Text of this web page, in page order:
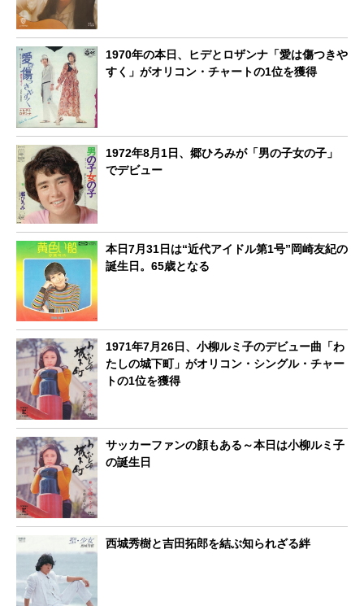
1970年の本日、ヒデとロザンナ「愛は傷つきや
すく」がオリコン・チャートの1位を獲得
1972年8月1日、郷ひろみが「男の子女の子」
でデビュー
本日7月31日は“近代アイドル第1号”岡崎友紀の
誕生日。65歳となる
1971年7月26日、小柳ルミ子のデビュー曲「わ
たしの城下町」がオリコン・シングル・チャー
トの1位を獲得
サッカーファンの顔もある～本日は小柳ルミ子
の誕生日
西城秀樹と吉田拓郎を結ぶ知られざる絆